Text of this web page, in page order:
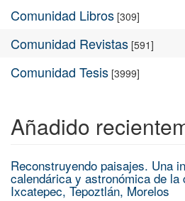
Comunidad Libros [309]
Comunidad Revistas [591]
Comunidad Tesis [3999]
Añadido
Reconstruyendo paisajes. Una
calendárica y astronómica de la
Ixcatepec, Tepoztlán, Morelos